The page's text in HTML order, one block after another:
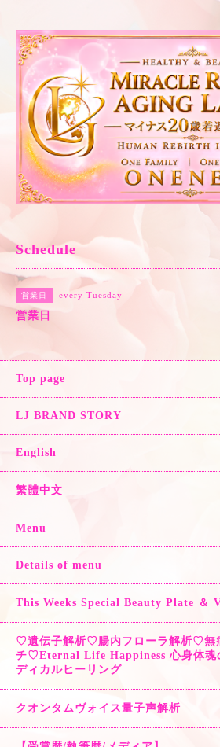
Schedule
営業日 every Tuesday
営業日
Top page
LJ BRAND STORY
English
繁體中文
Menu
Details of menu
This Weeks Special Beauty Plate ＆
♡遺伝子解析♡腸内フローラ解析♡無
チ♡Eternal Life Happiness 心身体魂
ディカルヒーリング
クオンタムヴォイス量子声解析